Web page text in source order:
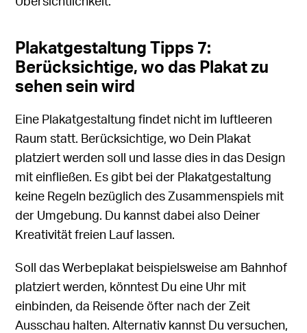
Plakatgestaltung Tipps 7:
Berücksichtige, wo das Plakat zu
sehen sein wird
Eine Plakatgestaltung findet nicht im luftleeren
Raum statt. Berücksichtige, wo Dein Plakat
platziert werden soll und lasse dies in das Design
mit einfließen. Es gibt bei der Plakatgestaltung
keine Regeln bezüglich des Zusammenspiels mit
der Umgebung. Du kannst dabei also Deiner
Kreativität freien Lauf lassen.
Soll das Werbeplakat beispielsweise am Bahnhof
platziert werden, könntest Du eine Uhr mit
einbinden, da Reisende öfter nach der Zeit
Ausschau halten. Alternativ kannst Du versuchen,